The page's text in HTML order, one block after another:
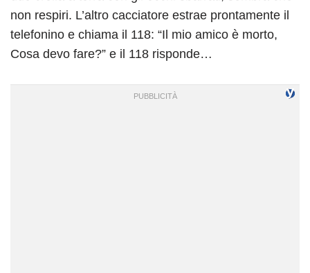
non respiri. L’altro cacciatore estrae prontamente il
telefonino e chiama il 118: “Il mio amico è morto,
Cosa devo fare?” e il 118 risponde…